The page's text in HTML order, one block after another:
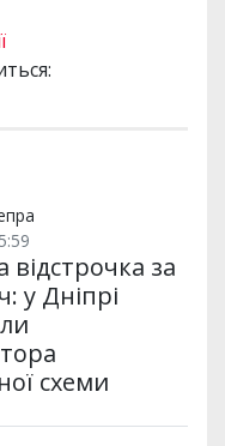
відстрочка за
у Дніпрі
схеми